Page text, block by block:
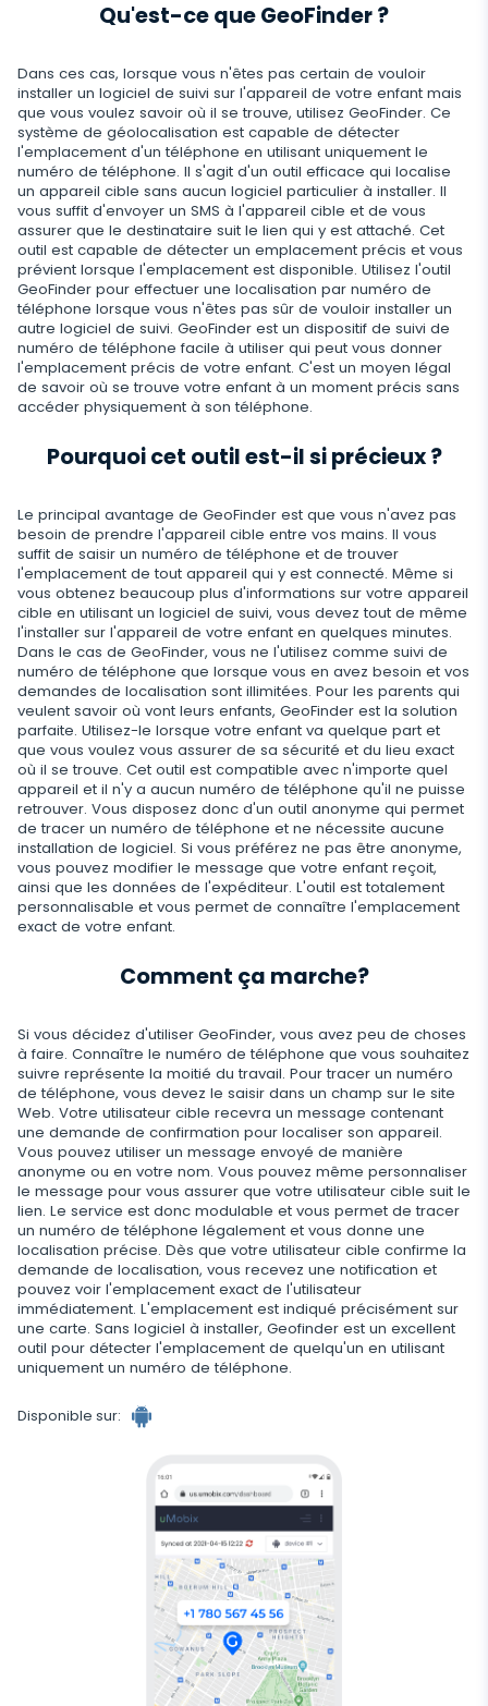
Journaux d'appels
Comment Recevoir les Messages d'un Autre
Téléphone
Localisation GPS
Enregistreur de frappe
Paramètres du contrôle à distance
Mise à jour automatique
Statut en ligne sur les réseaux sociaux
Remplacement de carte SIM
Liste des applications installées
Calendrier d'utilisation des applications
Notifications
Info sur appareil
Détecteur d'applications espion
Applications de messagerie
Applications de messagerie
Whatsapp
Facebook Messenger
Zoom
Viber
Telegram
WeChat
Skype
Messagerie Signal
Suivi Google Chat
Médias sociaux
Médias sociaux
Facebook
Instagram
Snapchat
Tik Tok
YouTube
Reddit
Tinder
Médias
Logiciel espion photo et vidéo
Internet
Enregistrement d'utilisation du navigateur
Historique du navigateur
Favoris du navigateur
Scanner de boîte aux lettres
Streaming
Capture d'image avec l'appareil photo
Espion Telephone Video
Ecouter Conversation à Distance
Informations supprimées
Retrouver Un Message Supprimé
Restaurer les Contacts Supprimés
Contacts renommés
Contrôle
Supprimez les applications indésirables
Bloquer un Site
Bloquer le Wi-Fi
Bloquer un Téléphone à Distance
Désactivez les messages
Restriction d’Appel
Application supplémentaire pour les parents
Régulez le stockage des données
FERMER
Qu'est-ce que GeoFinder ?
Dans ces cas, lorsque vous n'êtes pas certain de vouloir
installer un logiciel de suivi sur l'appareil de votre enfant mais
que vous voulez savoir où il se trouve, utilisez GeoFinder. Ce
système de géolocalisation est capable de détecter
l'emplacement d'un téléphone en utilisant uniquement le
numéro de téléphone. Il s'agit d'un outil efficace qui localise
un appareil cible sans aucun logiciel particulier à installer. Il
vous suffit d'envoyer un SMS à l'appareil cible et de vous
assurer que le destinataire suit le lien qui y est attaché. Cet
outil est capable de détecter un emplacement précis et vous
prévient lorsque l'emplacement est disponible. Utilisez l'outil
GeoFinder pour effectuer une localisation par numéro de
téléphone lorsque vous n'êtes pas sûr de vouloir installer un
autre logiciel de suivi. GeoFinder est un dispositif de suivi de
numéro de téléphone facile à utiliser qui peut vous donner
l'emplacement précis de votre enfant. C'est un moyen légal
de savoir où se trouve votre enfant à un moment précis sans
accéder physiquement à son téléphone.
Pourquoi cet outil est-il si précieux ?
Le principal avantage de GeoFinder est que vous n'avez pas
besoin de prendre l'appareil cible entre vos mains. Il vous
suffit de saisir un numéro de téléphone et de trouver
l'emplacement de tout appareil qui y est connecté. Même si
vous obtenez beaucoup plus d'informations sur votre appareil
cible en utilisant un logiciel de suivi, vous devez tout de même
l'installer sur l'appareil de votre enfant en quelques minutes.
Dans le cas de GeoFinder, vous ne l'utilisez comme suivi de
numéro de téléphone que lorsque vous en avez besoin et vos
demandes de localisation sont illimitées. Pour les parents qui
veulent savoir où vont leurs enfants, GeoFinder est la solution
parfaite. Utilisez-le lorsque votre enfant va quelque part et
que vous voulez vous assurer de sa sécurité et du lieu exact
où il se trouve. Cet outil est compatible avec n'importe quel
appareil et il n'y a aucun numéro de téléphone qu'il ne puisse
retrouver. Vous disposez donc d'un outil anonyme qui permet
de tracer un numéro de téléphone et ne nécessite aucune
installation de logiciel. Si vous préférez ne pas être anonyme,
vous pouvez modifier le message que votre enfant reçoit,
ainsi que les données de l'expéditeur. L'outil est totalement
personnalisable et vous permet de connaître l'emplacement
exact de votre enfant.
Comment ça marche?
Si vous décidez d'utiliser GeoFinder, vous avez peu de choses
à faire. Connaître le numéro de téléphone que vous souhaitez
suivre représente la moitié du travail. Pour tracer un numéro
de téléphone, vous devez le saisir dans un champ sur le site
Web. Votre utilisateur cible recevra un message contenant
une demande de confirmation pour localiser son appareil.
Vous pouvez utiliser un message envoyé de manière
anonyme ou en votre nom. Vous pouvez même personnaliser
le message pour vous assurer que votre utilisateur cible suit le
lien. Le service est donc modulable et vous permet de tracer
un numéro de téléphone légalement et vous donne une
localisation précise. Dès que votre utilisateur cible confirme la
demande de localisation, vous recevez une notification et
pouvez voir l'emplacement exact de l'utilisateur
immédiatement. L'emplacement est indiqué précisément sur
une carte. Sans logiciel à installer, Geofinder est un excellent
outil pour détecter l'emplacement de quelqu'un en utilisant
uniquement un numéro de téléphone.
Disponible sur: